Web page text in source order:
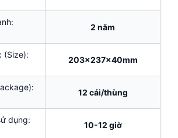
2 năm
(Size):
203x237x40mm
12 cái/thùng
dụng:
10-12 giờ